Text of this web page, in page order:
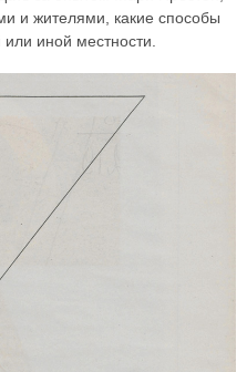
и жителями, какие способы
иной местности.